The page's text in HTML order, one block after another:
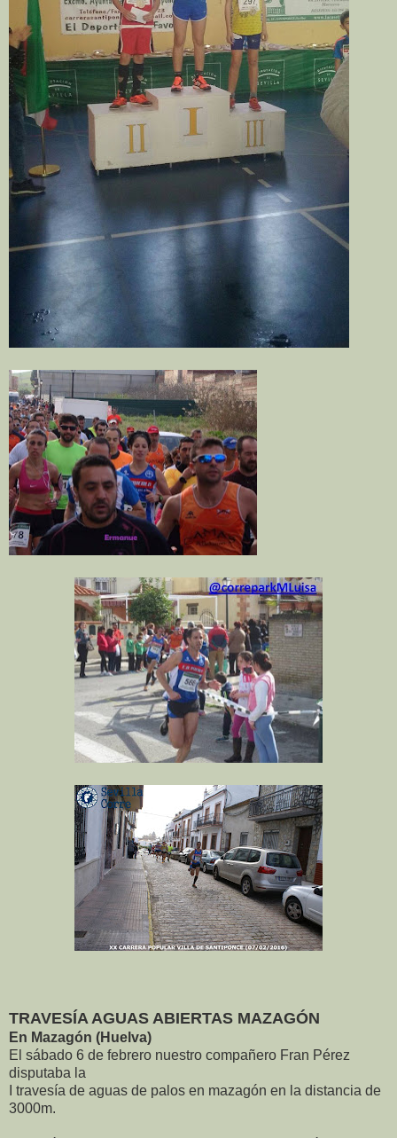
TRAVESÍA AGUAS ABIERTAS MAZAGÓN
En Mazagón (Huelva)
El sábado 6 de febrero nuestro compañero Fran Pérez
disputaba la
I travesía de aguas de palos en mazagón en la distancia de
3000m.